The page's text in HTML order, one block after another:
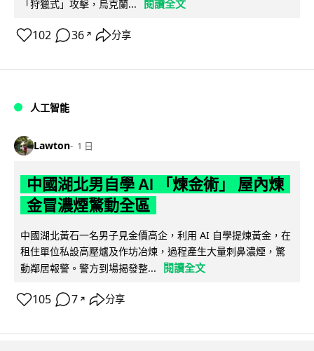
「狩獵式」攻擊，烏克蘭...
閱讀全文
102 36 ↗ 分享
人工智能
Lawton 1 日
中國湖北男自學 AI 「煉金術」 屋內煉
金冒濃煙驚動全區
中國湖北黃石一名男子見金價高企，利用 AI 自學提煉黃金，在
租住單位私設高壓爐及作坊冶煉，過程產生大量刺鼻濃煙，驚
動鄰居報警。警方到場揭發整...
閱讀全文
105 7 ↗ 分享